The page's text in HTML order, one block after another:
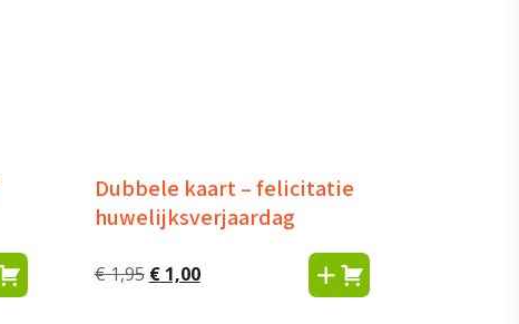
Dubbele kaart – felicitatie
huwelijksverjaardag
€1,95 Oorspronkelijke
€1,00Huidige